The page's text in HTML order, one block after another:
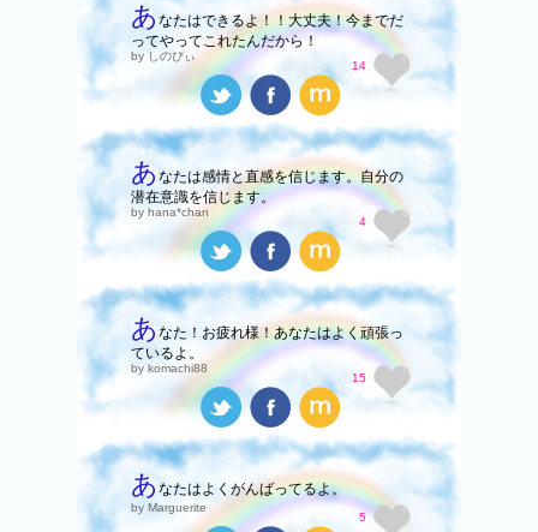
あ なたはできるよ！！大丈夫！今までだ
ってやってこれたんだから！
by しのぴぃ
14
あ なたは感情と直感を信じます。自分の
潜在意識を信じます。
by hana*chan
4
あ なた！お疲れ様！あなたはよく頑張っ
ているよ。
by komachi88
15
あ なたはよくがんばってるよ。
by Marguerite
5